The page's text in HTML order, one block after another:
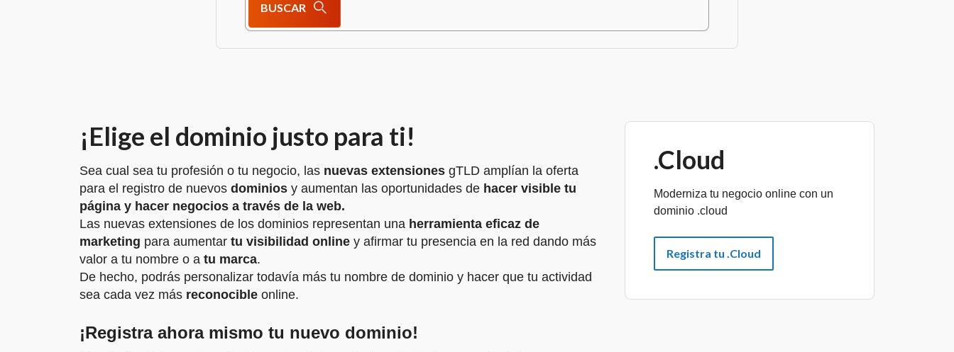
BUSCAR
¡Elige el dominio justo para ti!
Sea cual sea tu profesión o tu negocio, las nuevas extensiones gTLD amplían la oferta
para el registro de nuevos dominios y aumentan las oportunidades de hacer visible tu
página y hacer negocios a través de la web.
Las nuevas extensiones de los dominios representan una herramienta eficaz de
marketing para aumentar tu visibilidad online y afirmar tu presencia en la red dando más
valor a tu nombre o a tu marca.
De hecho, podrás personalizar todavía más tu nombre de dominio y hacer que tu actividad
sea cada vez más reconocible online.
¡Registra ahora mismo tu nuevo dominio!
.Cloud
Moderniza tu negocio online con un
dominio .cloud
Registra tu .Cloud